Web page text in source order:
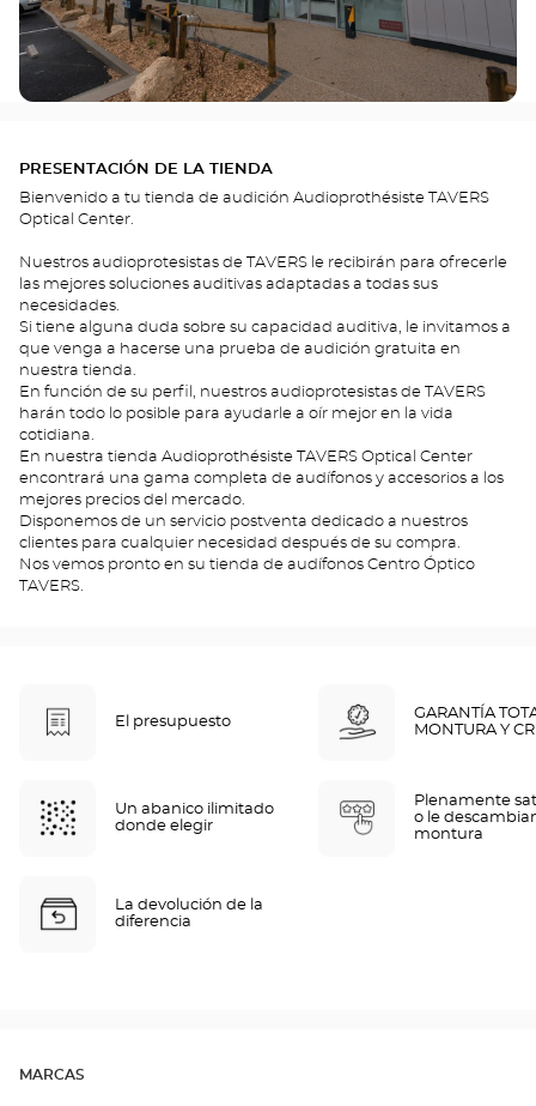
PRESENTACIÓN DE LA TIENDA
Bienvenido a tu tienda de audición Audioprothésiste TAVERS
Optical Center.
Nuestros audioprotesistas de TAVERS le recibirán para ofrecerle
las mejores soluciones auditivas adaptadas a todas sus
necesidades.
Si tiene alguna duda sobre su capacidad auditiva, le invitamos a
que venga a hacerse una prueba de audición gratuita en
nuestra tienda.
En función de su perfil, nuestros audioprotesistas de TAVERS
harán todo lo posible para ayudarle a oír mejor en la vida
cotidiana.
En nuestra tienda Audioprothésiste TAVERS Optical Center
encontrará una gama completa de audífonos y accesorios a los
mejores precios del mercado.
Disponemos de un servicio postventa dedicado a nuestros
clientes para cualquier necesidad después de su compra.
Nos vemos pronto en su tienda de audífonos Centro Óptico
TAVERS.
El presupuesto
GARANTÍA
MONTURA Y
Un abanico ilimitado
donde elegir
Plenamente
o le
montura
La devolución de la
diferencia
MARCAS